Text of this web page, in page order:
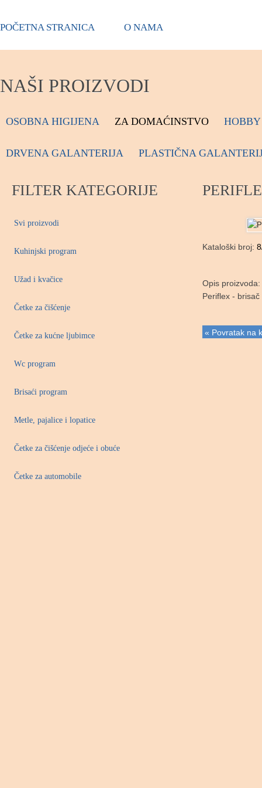
POČETNA STRANICA O NAMA
NAŠI PROIZVODI
OSOBNA HIGIJENA ZA DOMAĆINSTVO
DRVENA GALANTERIJA PLASTIČNA
FILTER KATEGORIJE
Svi proizvodi
Kuhinjski program
Užad i kvačice
Četke za čišćenje
Četke za kućne ljubimce
Wc program
Brisaći program
Metle, pajalice i lopatice
Četke za čišćenje odjeće i obuće
Četke za automobile
Kataloški broj:
Opis proizvoda:
Periflex -
« Povratak na